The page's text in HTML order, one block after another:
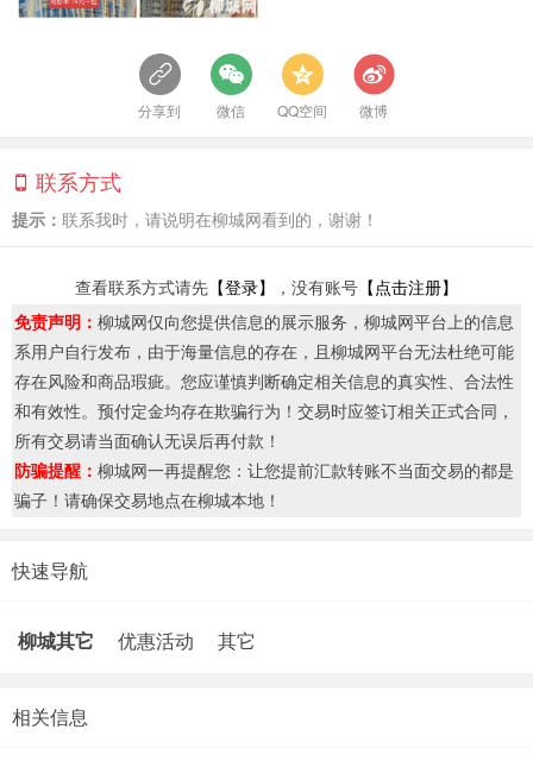
分享到 微信 QQ空间 微博
联系方式
提示： 联系我时，请说明在柳城网看到的，谢谢！
查看联系方式请先 【登录】 ，没有账号 【点击注册】
免责声明： 柳城网仅向您提供信息的展示服务，柳城网平台上的信息
系用户自行发布，由于海量信息的存在，且柳城网平台无法杜绝可能
存在风险和商品瑕疵。您应谨慎判断确定相关信息的真实性、合法性
和有效性。预付定金均存在欺骗行为！交易时应签订相关正式合同，
所有交易请当面确认无误后再付款！
防骗提醒： 柳城网一再提醒您：让您提前汇款转账不当面交易的都是
骗子！请确保交易地点在柳城本地！
快速导航
柳城其它 优惠活动 其它
相关信息